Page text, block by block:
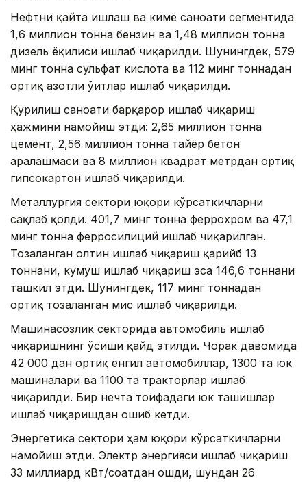
Нефтни қайта ишлаш ва кимё саноати сегментида
1,6 миллион тонна бензин ва 1,48 миллион тонна
дизель ёқилғиси ишлаб чиқарилди. Шунингдек, 579
минг тонна сульфат кислота ва 112 минг тоннадан
ортиқ азотли ўғитлар ишлаб чиқарилди.
Қурилиш саноати барқарор ишлаб чиқариш
ҳажмини намойиш этди: 2,65 миллион тонна
цемент, 2,56 миллион тонна тайёр бетон
аралашмаси ва 8 миллион квадрат метрдан ортиқ
гипсокартон ишлаб чиқарилди.
Металлургия сектори юқори кўрсаткичларни
сақлаб қолди. 401,7 минг тонна феррохром ва 47,1
минг тонна ферросилиций ишлаб чиқарилган.
Тозаланган олтин ишлаб чиқариш қарийб 13
тоннани, кумуш ишлаб чиқариш эса 146,6 тоннани
ташкил этди. Шунингдек, 117 минг тоннадан
ортиқ тозаланган мис ишлаб чиқарилди.
Машинасозлик секторида автомобиль ишлаб
чиқаришнинг ўсиши қайд этилди. Чорак давомида
42 000 дан ортиқ енгил автомобиллар, 1300 та юк
машиналари ва 1100 та тракторлар ишлаб
чиқарилди. Бир нечта тоифадаги юк ташишлар
ишлаб чиқаришдан ошиб кетди.
Энергетика сектори ҳам юқори кўрсаткичларни
намойиш этди. Электр энергияси ишлаб чиқариш
33 миллиард кВт/соатдан ошди, шундан 26